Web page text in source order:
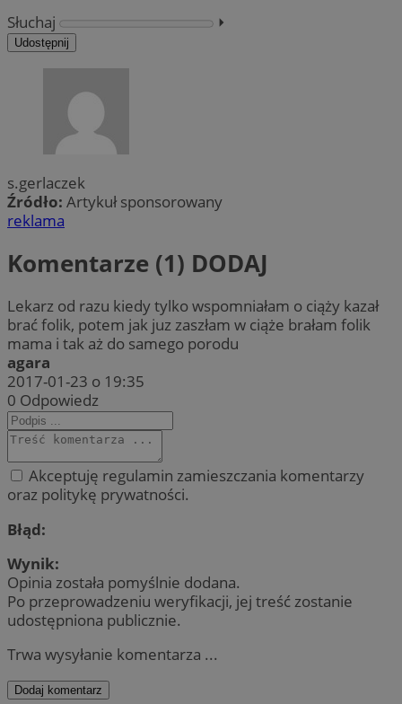
Słuchaj
⏵︎
Udostępnij
s.gerlaczek
Źródło: Artykuł sponsorowany
reklama
Komentarze (1) DODAJ
Lekarz od razu kiedy tylko wspomniałam o ciąży kazał
brać folik, potem jak juz zaszłam w ciąże brałam folik
mama i tak aż do samego porodu
agara
2017-01-23 o 19:35
0 Odpowiedz
Akceptuję regulamin zamieszczania komentarzy
oraz politykę prywatności.
Błąd:
Wynik:
Opinia została pomyślnie dodana.
Po przeprowadzeniu weryfikacji, jej treść zostanie
udostępniona publicznie.
Trwa wysyłanie komentarza ...
Dodaj komentarz